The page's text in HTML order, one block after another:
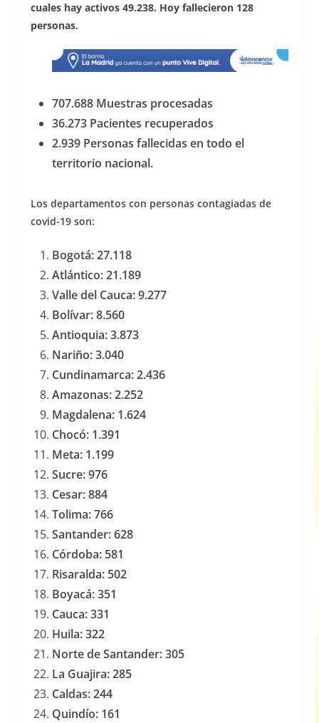
b
o
o
k
p
p
g
er
cuales hay activos 49.238. Hoy fallecieron 128
personas.
707.688 Muestras procesadas
36.273 Pacientes recuperados
2.939 Personas fallecidas en todo el
territorio nacional.
Los departamentos con personas contagiadas de
covid-19 son:
Bogotá: 27.118
Atlántico: 21.189
Valle del Cauca: 9.277
Bolívar: 8.560
Antioquia: 3.873
Nariño: 3.040
Cundinamarca: 2.436
Amazonas: 2.252
Magdalena: 1.624
Chocó: 1.391
Meta: 1.199
Sucre: 976
Cesar: 884
Tolima: 766
Santander: 628
Córdoba: 581
Risaralda: 502
Boyacá: 351
Cauca: 331
Huila: 322
Norte de Santander: 305
La Guajira: 285
Caldas: 244
Quindío: 161